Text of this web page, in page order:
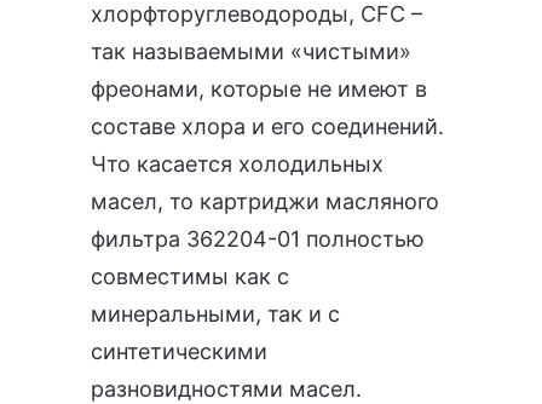
хлорфторуглеводороды, CFC –
так называемыми «чистыми»
фреонами, которые не имеют в
составе хлора и его соединений.
Что касается холодильных
масел, то картриджи масляного
фильтра 362204-01 полностью
совместимы как с
минеральными, так и с
синтетическими
разновидностями масел.